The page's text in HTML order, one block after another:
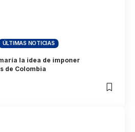
ÚLTIMAS NOTICIAS
la idea de imponer
de Colombia